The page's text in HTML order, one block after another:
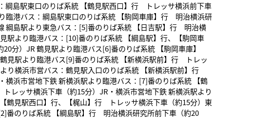
綱島駅東口のりば系統 【鶴見駅西口】行 トレッサ横浜前下車
臨港バス：綱島駅東口のりば系統 【駒岡車庫】行 明治横浜研
綱島駅より東急バス：[5]番のりば系統 【日吉駅】行 明治横
駅より臨港バス：[10]番のりば系統 【綱島駅】行、【駒岡車
分）JR 鶴見駅より臨港バス[6]番のりば系統 【駒岡車庫】
見駅より臨港バス[9]番のりば系統 【新横浜駅前】行 トレッ
り横浜市営バス：鶴見駅入口のりば系統 【新横浜駅前】行
横浜市営地下鉄 新横浜駅より臨港バス：[7]番のりば系統 【鶴
レッサ横浜下車（約15分）JR・横浜市営地下鉄 新横浜駅より
鶴見駅西口】行、【梶山】行 トレッサ横浜下車（約15分）東
番のりば系統 【綱島駅】行 明治横浜研究所前下車（約20